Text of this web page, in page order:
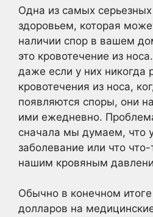
Одна из самых
здоровьем, которая
наличии спор в вашем
это кровотечение из
даже если у них никогда
кровотечения из носа,
появляются споры, они
ими ежедневно.
сначала мы думаем, что
заболевание или что
нашим кровяным
Обычно в конечном
долларов на